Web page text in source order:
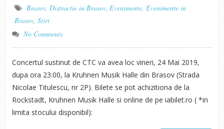
Brasov, Distractie in Brasov, Evenimente, Evenimente in
Brasov, Stiri
No Comments
Concertul sustinut de CTC va avea loc vineri, 24 Mai 2019,
dupa ora 23:00, la Kruhnen Musik Halle din Brasov (Strada
Nicolae Titulescu, nr 2P). Bilete se pot achizitiona de la
Rockstadt, Kruhnen Musik Halle si online de pe iabilet.ro ( *in
limita stocului disponibil):